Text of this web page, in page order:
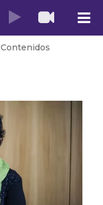
Contenidos